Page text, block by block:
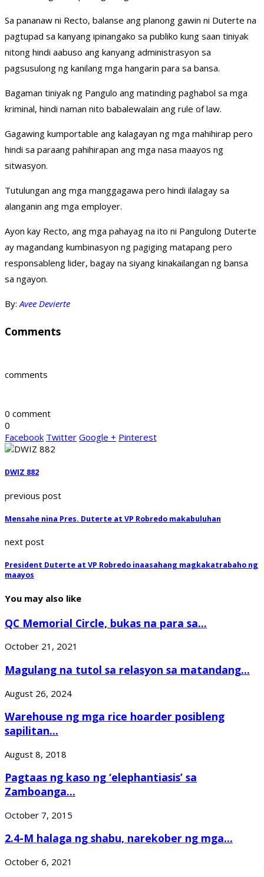
Sa pananaw ni Recto, balanse ang planong gawin ni Duterte na
pagtupad sa kanyang ipinangako sa publiko kung saan tiniyak
nitong hindi aabuso ang kanyang administrasyon sa
pagsusulong ng kanilang mga hangarin para sa bansa.
Bagaman tiniyak ng Pangulo ang matinding paghabol sa mga
kriminal, hindi naman nito babalewalain ang rule of law.
Gagawing kumportable ang kalagayan ng mga mahihirap pero
hindi sa paraang pahihirapan ang mga nasa maayos ng
sitwasyon.
Tutulungan ang mga manggagawa pero hindi ilalagay sa
alanganin ang mga employer.
Ayon kay Recto, ang mga pahayag na ito ni Pangulong Duterte
ay magandang kumbinasyon ng pagiging matapang pero
responsableng lider, bagay na siyang kinakailangan ng bansa
sa ngayon.
By:Avee Devierte
Comments
comments
0 comment
0
Facebook Twitter Google + Pinterest
DWIZ 882
previous post
Mensahe nina Pres. Duterte at VP Robredo makabuluhan
next post
President Duterte at VP Robredo inaasahang magkakatrabaho ng
maayos
You may also like
QC Memorial Circle, bukas na para sa...
October 21, 2021
Magulang na tutol sa relasyon sa matandang...
August 26, 2024
Warehouse ng mga rice hoarder posibleng
sapilitan...
August 8, 2018
Pagtaas ng kaso ng ‘elephantiasis’ sa
Zamboanga...
October 7, 2015
2.4-M halaga ng shabu, narekober ng mga...
October 6, 2021